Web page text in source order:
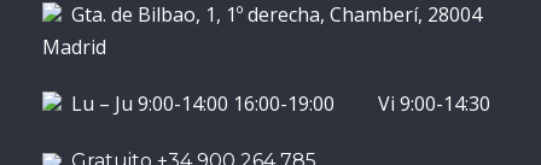
Gta. de Bilbao, 1, 1º derecha, Chamberí, 28004
Madrid
Lu – Ju 9:00-14:00 16:00-19:00 Vi 9:00-14:30